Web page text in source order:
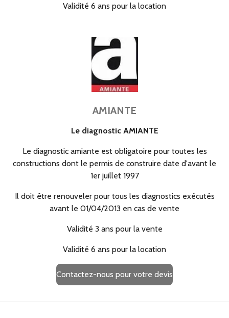
Validité 6 ans pour la location
AMIANTE
Le diagnostic AMIANTE
Le diagnostic amiante est obligatoire pour toutes les
constructions dont le permis de construire date d'avant le
1er juillet 1997
Il doit être renouveler pour tous les diagnostics exécutés
avant le 01/04/2013 en cas de vente
Validité 3 ans pour la vente
Validité 6 ans pour la location
Contactez-nous pour votre devis